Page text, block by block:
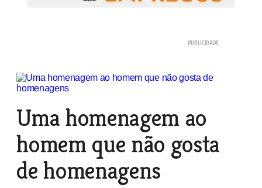
Uma homenagem ao
homem que não gosta
de homenagens